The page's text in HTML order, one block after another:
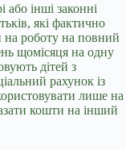
інші законні
які фактично
на роботу на повний
щомісяця на одну
дітей з
рахунок із
лише на
кошти на інший